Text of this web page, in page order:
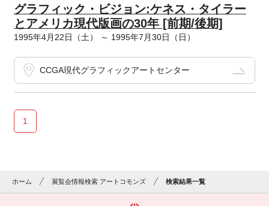
グラフィック・ビジョン:ケネス・タイラー
とアメリカ現代版画の30年 [前期/後期]
1995年4月22日（土） ～ 1995年7月30日（日）
CCGA現代グラフィックアートセンター
1
ホーム 展覧会情報検索 アートコモンズ 検索結果一覧